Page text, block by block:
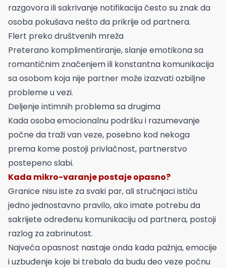
razgovora ili sakrivanje notifikacija često su znak da
osoba pokušava nešto da prikrije od partnera.
Flert preko društvenih mreža
Preterano komplimentiranje, slanje emotikona sa
romantičnim značenjem ili konstantna komunikacija
sa osobom koja nije partner može izazvati ozbiljne
probleme u vezi.
Deljenje intimnih problema sa drugima
Kada osoba emocionalnu podršku i razumevanje
počne da traži van veze, posebno kod nekoga
prema kome postoji privlačnost, partnerstvo
postepeno slabi.
Kada mikro-varanje postaje opasno?
Granice nisu iste za svaki par, ali stručnjaci ističu
jedno jednostavno pravilo, ako imate potrebu da
sakrijete određenu komunikaciju od partnera, postoji
razlog za zabrinutost.
Najveća opasnost nastaje onda kada pažnja, emocije
i uzbuđenje koje bi trebalo da budu deo veze počnu